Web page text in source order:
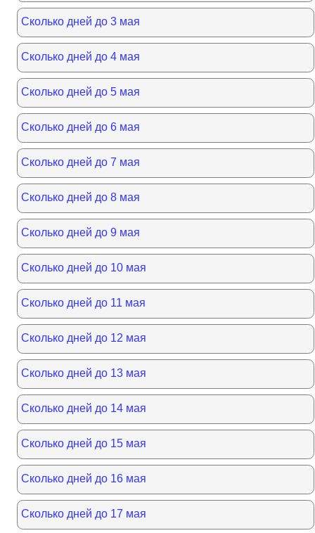
Сколько дней до 3 мая
Сколько дней до 4 мая
Сколько дней до 5 мая
Сколько дней до 6 мая
Сколько дней до 7 мая
Сколько дней до 8 мая
Сколько дней до 9 мая
Сколько дней до 10 мая
Сколько дней до 11 мая
Сколько дней до 12 мая
Сколько дней до 13 мая
Сколько дней до 14 мая
Сколько дней до 15 мая
Сколько дней до 16 мая
Сколько дней до 17 мая